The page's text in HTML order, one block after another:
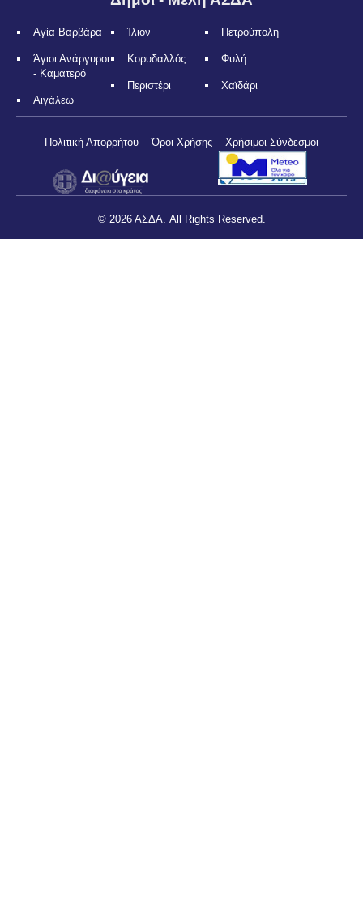
Αγία Βαρβάρα
Άγιοι Ανάργυροι
- Καματερό
Αιγάλεω
Ίλιον
Κορυδαλλός
Περιστέρι
Πετρούπολη
Φυλή
Χαϊδάρι
Πολιτική Απορρήτου Όροι Χρήσης Χρήσιμοι Σύνδεσμοι
© 2026 ΑΣΔΑ. All Rights Reserved.